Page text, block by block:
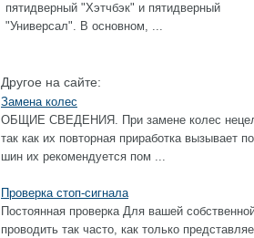
пятидверный "Хэтчбэк" и пятидверный
"Универсал". В основном, ...
Другое на сайте:
Замена колес
ОБЩИЕ СВЕДЕНИЯ. При замене колес
так как их повторная приработка вызывает
шин их рекомендуется пом ...
Проверка стоп-сигнала
Постоянная проверка Для вашей
проводить так часто, как только